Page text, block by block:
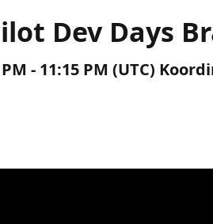
Dev Days
- 11:15 PM (UTC)